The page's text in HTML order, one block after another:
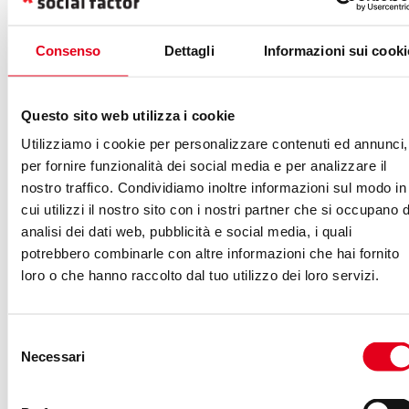
Consenso Dettagli Informazioni sui
Questo sito web utilizza i cookie
Utilizziamo i cookie per personalizzare contenuti ed annunci,
per fornire funzionalità dei social media e per analizzare il
nostro traffico. Condividiamo inoltre informazioni sul modo in
cui utilizzi il nostro sito con i nostri partner che si occupano
analisi dei dati web, pubblicità e social media, i quali
potrebbero combinarle con altre informazioni che hai fornito
loro o che hanno raccolto dal tuo utilizzo dei loro servizi.
delNecessari
Per scoprire il resto delle regole del torneo e del match ti
invitiamo sufoosbolcup.agency
Scopri le agenzie iscritte,
partecipa oppure diventa
sponsor
Studio Samo, Too Bee Online, AdmCom, MODO, RP